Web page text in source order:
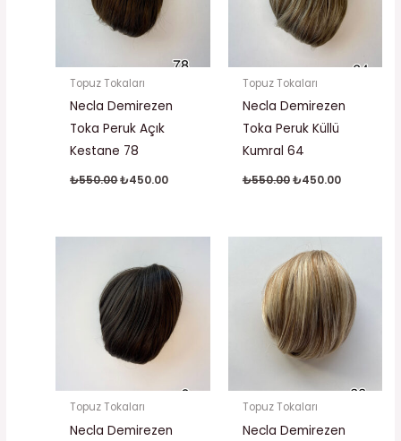
Topuz Tokaları
Necla Demirezen
Toka Peruk Açık
Kestane 78
₺550.00₺450.00
Topuz Tokaları
Necla Demirezen
Toka Peruk Küllü
Kumral 64
₺550.00₺450.00
Topuz Tokaları
Necla Demirezen
₺550.00.fiyat:
₺450.00.
Topuz Tokaları
Necla Demirezen
fiyat:
₺550.00.fiyat:
₺450.00.